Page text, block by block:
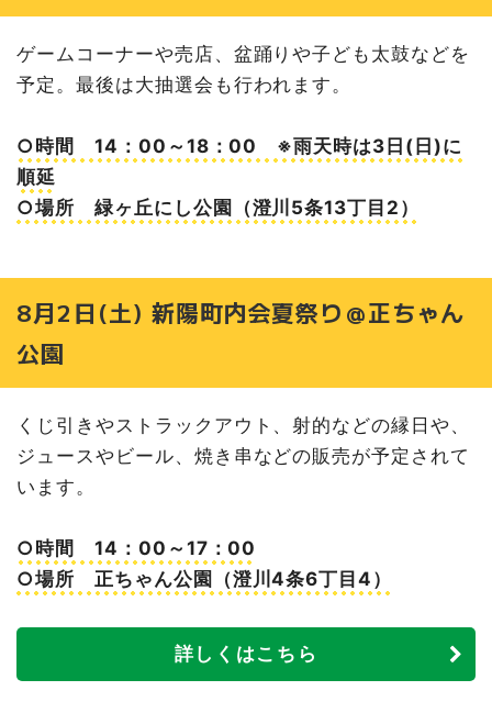
ゲームコーナーや売店、盆踊りや子ども太鼓などを
予定。最後は大抽選会も行われます。
○時間 14：00～18：00 ※雨天時は3日(日)に
順延
○場所 緑ヶ丘にし公園（澄川5条13丁目2）
8月2日(土) 新陽町内会夏祭り＠正ちゃん
公園
くじ引きやストラックアウト、射的などの縁日や、
ジュースやビール、焼き串などの販売が予定されて
います。
○時間 14：00～17：00
○場所 正ちゃん公園（澄川4条6丁目4）
詳しくはこちら